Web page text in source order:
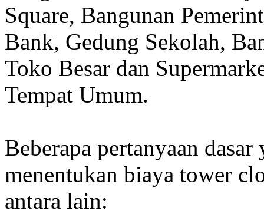
Square, Bangunan
Bank, Gedung Sekolah,
Toko Besar dan
Tempat Umum.
Beberapa pertanyaan
menentukan biaya tower
antara lain: